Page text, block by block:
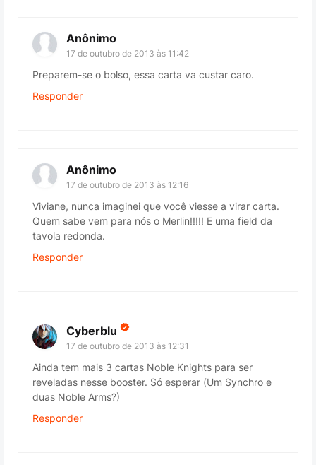
Anônimo
17 de outubro de 2013 às 11:42
Preparem-se o bolso, essa carta va custar caro.
Responder
Anônimo
17 de outubro de 2013 às 12:16
Viviane, nunca imaginei que você viesse a virar carta.
Quem sabe vem para nós o Merlin!!!!! E uma field da
tavola redonda.
Responder
Cyberblu
17 de outubro de 2013 às 12:31
Ainda tem mais 3 cartas Noble Knights para ser
reveladas nesse booster. Só esperar (Um Synchro e
duas Noble Arms?)
Responder